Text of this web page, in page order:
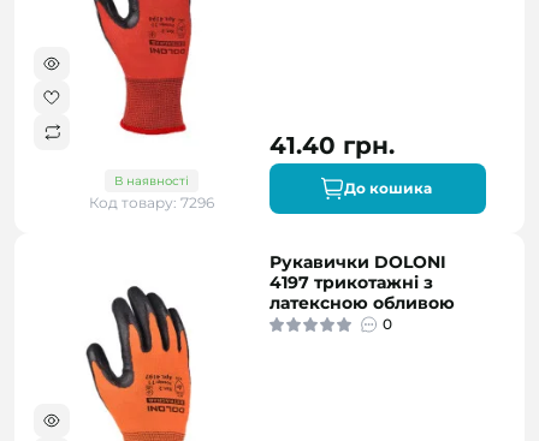
В наявності
Код товару: 7296
41.40 грн.
До кошика
Рукавички DOLONI
4197 трикотажні з
латексною обливою
0